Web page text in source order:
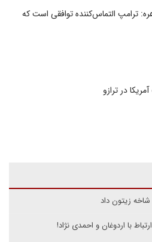
ترامپ التماس‌کننده توافقی است که
در ترازو
شاخه زیتون داد
با اردوغان و احمدی نژاد!